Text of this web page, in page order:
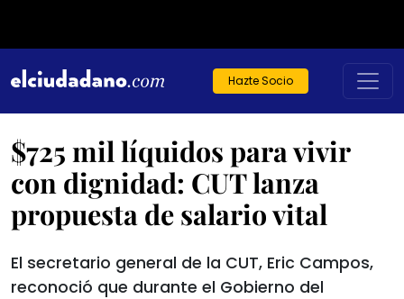
Hazte Socio
$725 mil líquidos para vivir
con dignidad: CUT lanza
propuesta de salario vital
El secretario general de la CUT, Eric Campos,
reconoció que durante el Gobierno del